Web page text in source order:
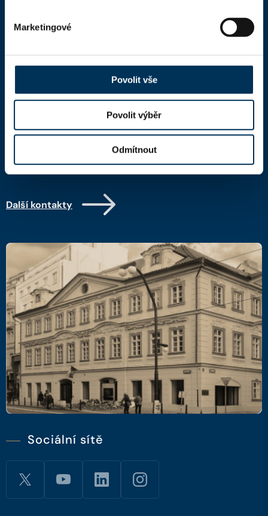
Marketingové
Povolit vše
Povolit výběr
Odmítnout
Kontaktní informace
Česká advokátní komora
Kaňkův palác
110 00 Praha 1,mapa
Další kontakty
Sociální sítě